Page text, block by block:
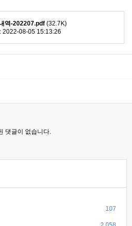
역-202207.pdf (32.7K)
2022-08-05 15:13:26
댓글이 없습니다.
107